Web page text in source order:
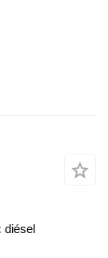
diésel